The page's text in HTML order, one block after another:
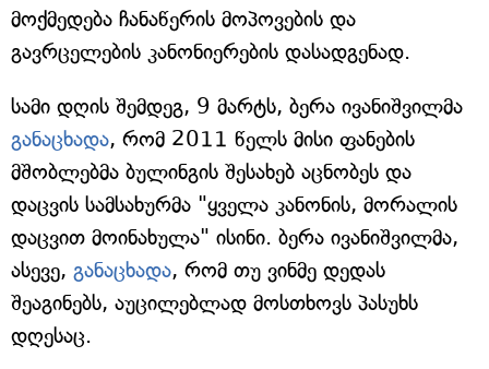
მოქმედება ჩანაწერის მოპოვების და
გავრცელების კანონიერების დასადგენად.
სამი დღის შემდეგ, 9 მარტს, ბერა ივანიშვილმა
განაცხადა, რომ 2011 წელს მისი ფანების
მშობლებმა ბულინგის შესახებ აცნობეს და
დაცვის სამსახურმა "ყველა კანონის, მორალის
დაცვით მოინახულა" ისინი. ბერა ივანიშვილმა,
ასევე, განაცხადა, რომ თუ ვინმე დედას
შეაგინებს, აუცილებლად მოსთხოვს პასუხს
დღესაც.